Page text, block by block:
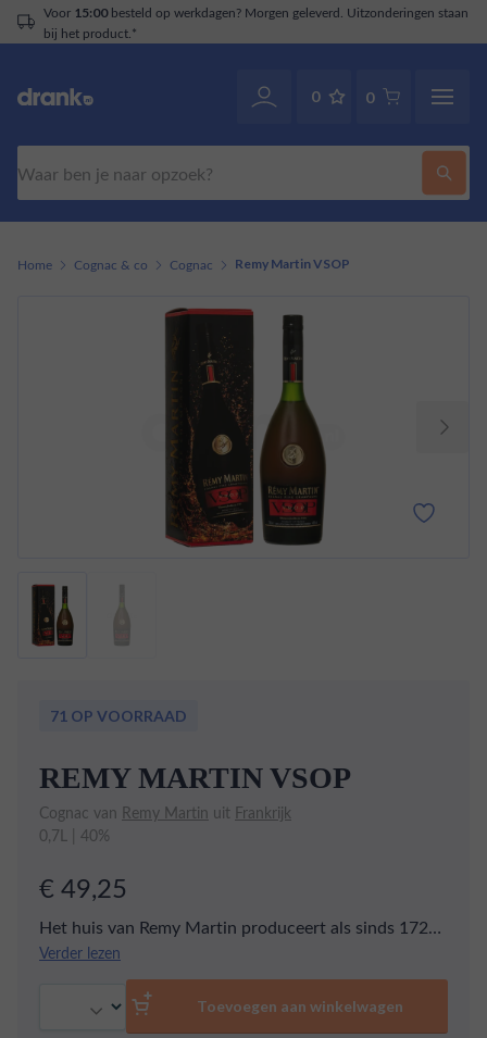
Voor 15:00 besteld op werkdagen? Morgen geleverd. Uitzonderingen staan
bij het product.*
0 0
Home Cognac & co Cognac Remy Martin VSOP
71 OP VOORRAAD
REMY MARTIN VSOP
Cognac van Remy Martin uit Frankrijk
0,7L | 40%
€ 49,25
Het huis van Remy Martin produceert als sinds 1724
cognac en is één van 's werelds bekendste
cognacmerken. Deze zachte VSOP geeft aroma's van
vanille, geroosterd eiken, abrikoos en gebakken appel.
Op het palet ontdekt je drop, gedroogd fruit en
Verder lezen
Toevoegen aan winkelwagen